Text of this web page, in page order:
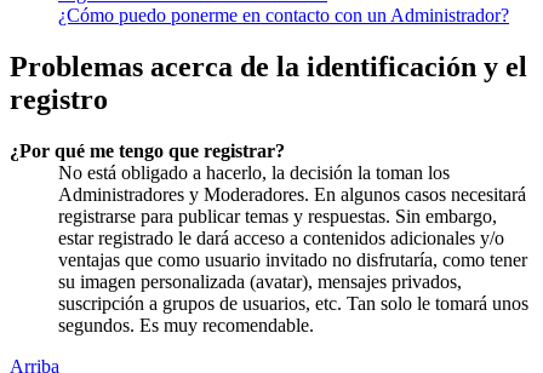
¿Cómo puedo ponerme en contacto con un Administrador?
Problemas acerca de la identificación y el
registro
¿Por qué me tengo que registrar?
No está obligado a hacerlo, la decisión la toman los
Administradores y Moderadores. En algunos casos necesitará
registrarse para publicar temas y respuestas. Sin embargo,
estar registrado le dará acceso a contenidos adicionales y/o
ventajas que como usuario invitado no disfrutaría, como tener
su imagen personalizada (avatar), mensajes privados,
suscripción a grupos de usuarios, etc. Tan solo le tomará unos
segundos. Es muy recomendable.
Arriba